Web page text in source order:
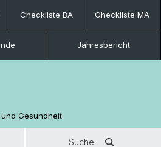
Checkliste BA Checkliste MA
Jahresbericht
Gesundheit
Suche